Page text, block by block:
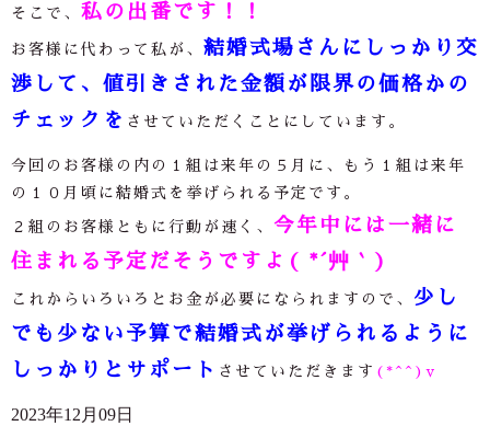
そこで、 私の出番です！！
お客様に代わって私が、 結婚式場さんにしっかり交
渉して、値引きされた金額が限界の価格かの
チェックを させていただくことにしています。
今回のお客様の内の１組は来年の５月に、もう１組は来年
の１０月頃に結婚式を挙げられる予定です。
２組のお客様ともに行動が速く、 今年中には一緒に
住まれる予定だそうですよ( *´艸｀)
これからいろいろとお金が必要になられますので、 少し
でも少ない予算で結婚式が挙げられるように
しっかりとサポート させていただきます (*^^)v
2023年12月09日